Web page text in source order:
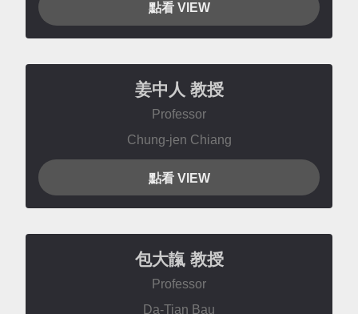
點看 VIEW
姜中人 教授
Professor
Chung-jen Chiang
點看 VIEW
包大靝 教授
Professor
Da-Tian Bau